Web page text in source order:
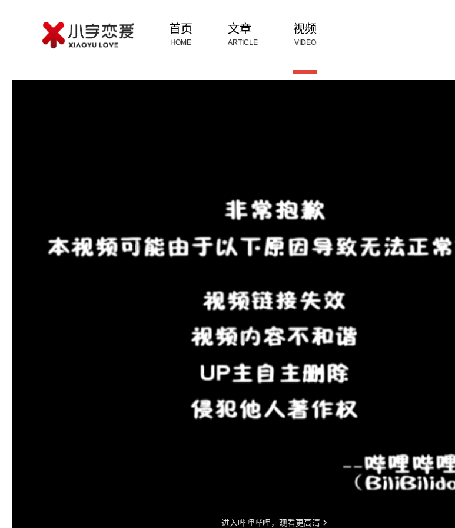
首页
HOME
文章
ARTICLE
视频
VIDEO